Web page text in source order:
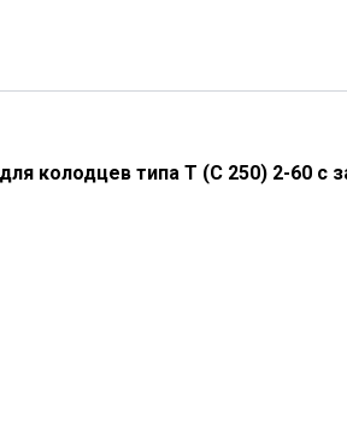
колодцев типа Т (С 250) 2-60
Исследовательском Центре (ООО